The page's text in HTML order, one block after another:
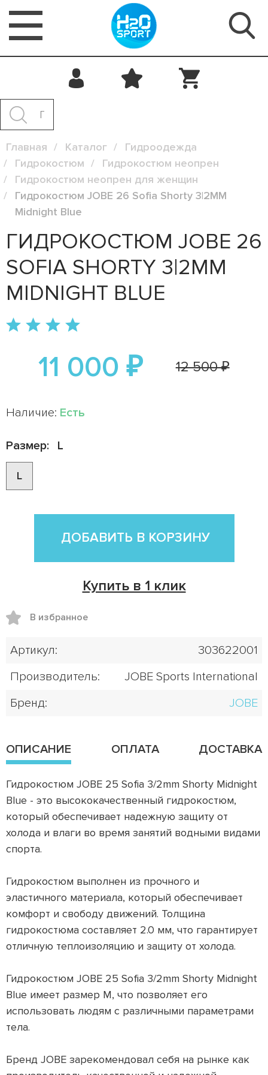
Главная Каталог
Гидроодежда
Гидрокостюм
Гидрокостюм неопрен
Гидрокостюм неопрен для женщин
Гидрокостюм JOBE 26 Sofia Shorty 3|2MM
Midnight Blue
ГИДРОКОСТЮМ JOBE 26
SOFIA SHORTY 3|2MM
MIDNIGHT BLUE
11 000 ₽ 12 500 ₽
Наличие: Есть
Размер: L
L
ДОБАВИТЬ В КОРЗИНУ
Купить в 1 клик
В избранное
Артикул:
303622001
Производитель:
JOBE Sports International
Бренд:
JOBE
ОПИСАНИЕ ОПЛАТА ДОСТАВКА
Гидрокостюм JOBE 25 Sofia 3/2mm Shorty Midnight
Blue - это высококачественный гидрокостюм,
который обеспечивает надежную защиту от
холода и влаги во время занятий водными видами
спорта.
Гидрокостюм выполнен из прочного и
эластичного материала, который обеспечивает
комфорт и свободу движений. Толщина
гидрокостюма составляет 2.0 мм, что гарантирует
отличную теплоизоляцию и защиту от холода.
Гидрокостюм JOBE 25 Sofia 3/2mm Shorty Midnight
Blue имеет размер M, что позволяет его
использовать людям с различными параметрами
тела.
Бренд JOBE зарекомендовал себя на рынке как